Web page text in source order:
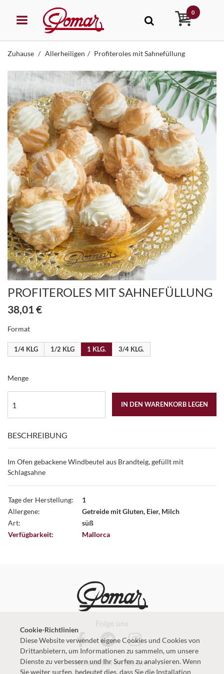
0
Zuhause Allerheiligen Profiteroles mit Sahnefüllung
PROFITEROLES MIT SAHNEFÜLLUNG
38,01 €
Format
1/4 KLG 1/2 KLG 1 KLG. 3/4 KLG.
Menge
IN DEN WARENKORB LEGEN
BESCHREIBUNG
Im Ofen gebackene Windbeutel aus Brandteig, gefüllt mit
Schlagsahne
Tage der Herstellung:
1
Allergene:
Getreide mit Gluten, Eier, Milch
Art:
süß
Verfügbarkeit:
Mallorca
Kontaktieren Sie uns
Cookie-Richtlinien
Diese Website verwendet eigene Cookies und Cookies von
Drittanbietern, um Informationen zu sammeln, um unsere
Dienste zu verbessern und Ihr Surfen zu analysieren. Wenn
Sie weiter surfen, bedeutet dies, dass Sie die Installation